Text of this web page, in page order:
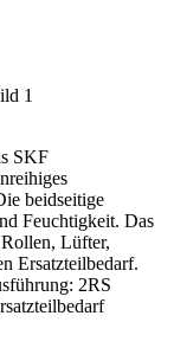
SKF
beidseitige
Feuchtigkeit. Das
Lüfter,
Ersatzteilbedarf.
2RS